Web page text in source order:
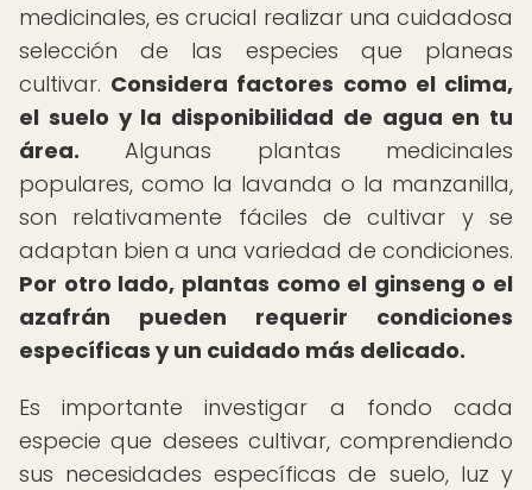
medicinales, es crucial realizar una cuidadosa
selección de las especies que planeas
cultivar. Considera factores como el clima,
el suelo y la disponibilidad de agua en tu
área. Algunas plantas medicinales
populares, como la lavanda o la manzanilla,
son relativamente fáciles de cultivar y se
adaptan bien a una variedad de condiciones.
Por otro lado, plantas como el ginseng o el
azafrán pueden requerir condiciones
específicas y un cuidado más delicado.
Es importante investigar a fondo cada
especie que desees cultivar, comprendiendo
sus necesidades específicas de suelo, luz y